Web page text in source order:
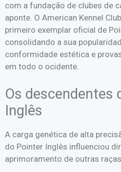
com a fundação de clubes de
aponte. O American Kennel
primeiro exemplar oficial de
consolidando a sua
conformidade estética e
em todo o ocidente.
Os descendentes
Inglês
A carga genética de alta
do Pointer Inglês influenciou
aprimoramento de outras